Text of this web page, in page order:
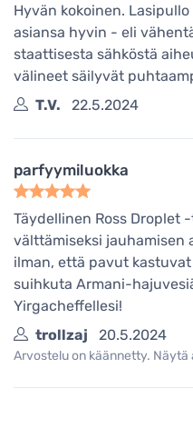
Hyvän kokoinen.
asiansa hyvin - eli
staattisesta sähköstä
välineet säilyvät
T.V.
22.5.2024
parfyymiluokka
Täydellinen Ross Droplet
välttämiseksi jauhamisen
ilman, että pavut
suihkuta Armani-
Yirgacheffellesi!
trollzaj
20.5.2024
Arvostelu on käännetty. Näytä